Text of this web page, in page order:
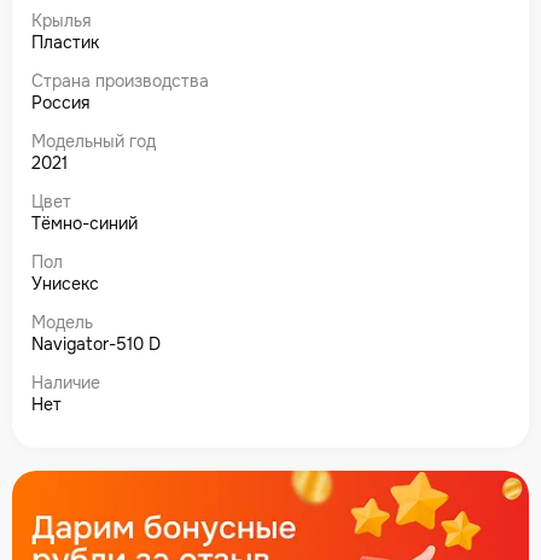
Крылья
Пластик
Страна производства
Россия
Модельный год
2021
Цвет
Тёмно-синий
Пол
Унисекс
Модель
Navigator-510 D
Наличие
Нет